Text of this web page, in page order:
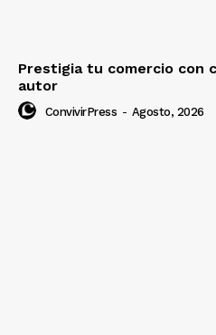
Prestigia tu comercio con
autor
ConvivirPress - Agosto, 2026